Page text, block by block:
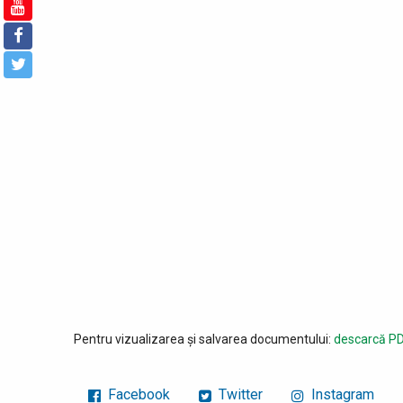
Pentru vizualizarea și salvarea documentului: descarcă
Facebook Twitter Instagram